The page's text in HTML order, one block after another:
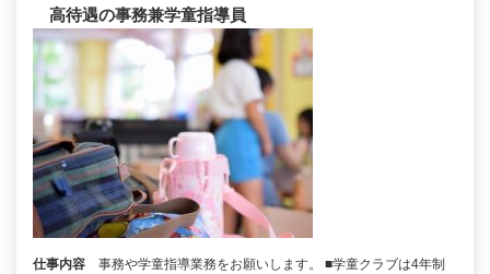
高待遇の事務兼学童指導員
仕事内容
事務や学童指導業務をお願いします。 ■学童クラブは4年制